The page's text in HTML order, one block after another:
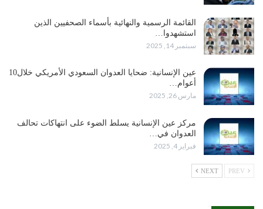
القائمة الرسمية والنهائية بأسماء الصحفيين الذين
استشهدوا…
سبتمبر 14, 2025
عين الإنسانية: ضحايا العدوان السعودي الأمريكي خلال10
أعوام…
مارس 26, 2025
مركز عين الإنسانية يسلط الضوء على انتهاكات تحالف
العدوان في…
فبراير 4, 2025
NEXT